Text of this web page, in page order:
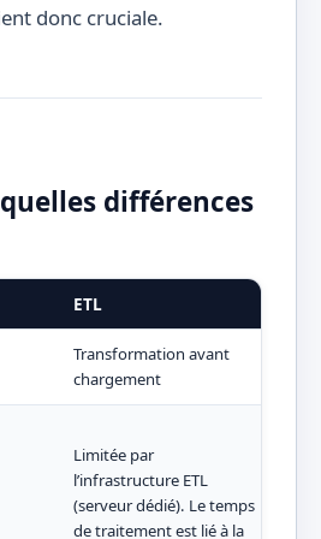
donc cruciale.
quelles différences
ETL
Transformation avant
chargement
Limitée par
l’infrastructure ETL
(serveur dédié). Le temps
de traitement est lié à la